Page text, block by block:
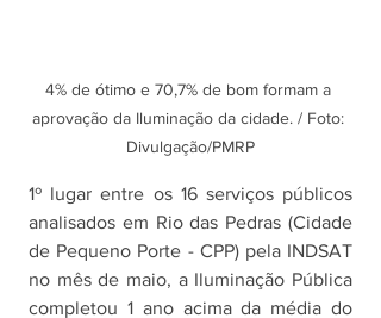
4% de ótimo e 70,7% de bom formam a
aprovação da Iluminação da cidade. / Foto:
Divulgação/PMRP
1º lugar entre os 16 serviços públicos
analisados em Rio das Pedras (Cidade
de Pequeno Porte - CPP) pela INDSAT
no mês de maio, a Iluminação Pública
completou 1 ano acima da média do